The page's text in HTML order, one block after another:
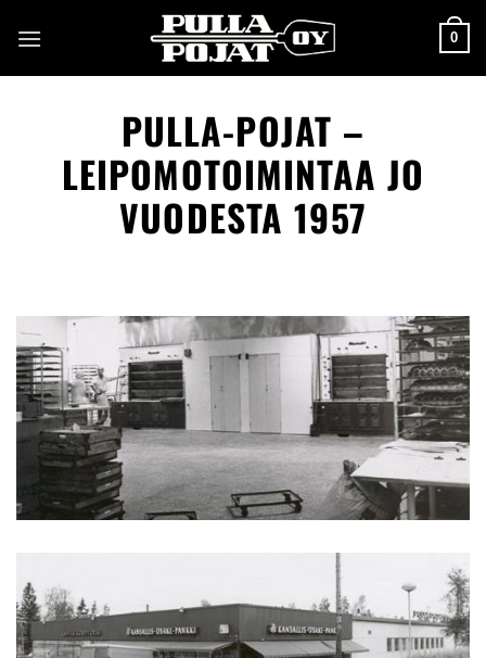
0
PULLA-POJAT –
LEIPOMOTOIMINTAA JO
VUODESTA 1957